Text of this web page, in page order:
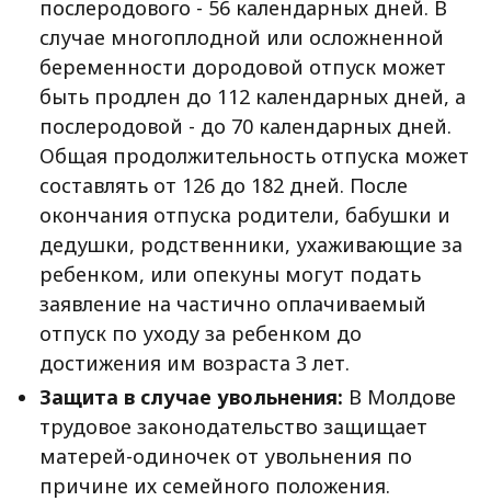
послеродового - 56 календарных дней. В
случае многоплодной или осложненной
беременности дородовой отпуск может
быть продлен до 112 календарных дней, а
послеродовой - до 70 календарных дней.
Общая продолжительность отпуска может
составлять от 126 до 182 дней. После
окончания отпуска родители, бабушки и
дедушки, родственники, ухаживающие за
ребенком, или опекуны могут подать
заявление на частично оплачиваемый
отпуск по уходу за ребенком до
достижения им возраста 3 лет.
Защита в случае увольнения: В Молдове
трудовое законодательство защищает
матерей-одиночек от увольнения по
причине их семейного положения.